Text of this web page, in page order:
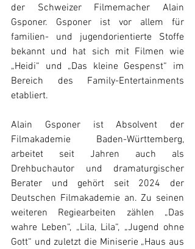
der Schweizer Filmemacher Alain
Gsponer. Gsponer ist vor allem für
familien- und jugendorientierte Stoffe
bekannt und hat sich mit Filmen wie
„Heidi“ und „Das kleine Gespenst“ im
Bereich des Family-Entertainments
etabliert.
Alain Gsponer ist Absolvent der
Filmakademie Baden-Württemberg,
arbeitet seit Jahren auch als
Drehbuchautor und dramaturgischer
Berater und gehört seit 2024 der
Deutschen Filmakademie an. Zu seinen
weiteren Regiearbeiten zählen „Das
wahre Leben“, „Lila, Lila“, „Jugend ohne
Gott“ und zuletzt die Miniserie „Haus aus